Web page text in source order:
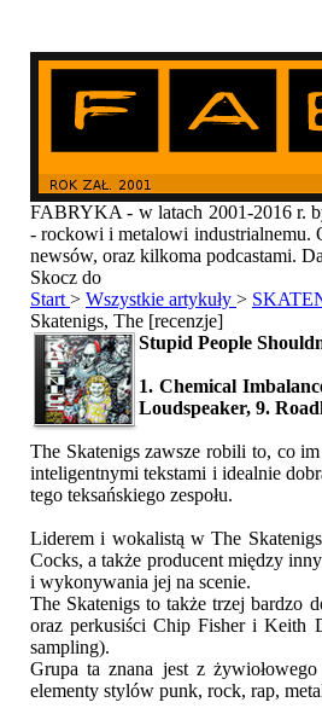
FABRYKA - w latach 2001-2016 r.
- rockowi i metalowi industrialnemu.
newsów, oraz kilkoma podcastami.
Skocz do
Start > Wszystkie artykuły >
Skatenigs, The [recenzje]
Stupid People
1. Chemical
Loudspeaker, 9.
The Skatenigs zawsze robili to, co
inteligentnymi tekstami i idealnie
tego teksańskiego zespołu.
Liderem i wokalistą w The
Cocks, a także producent między
i wykonywania jej na scenie.
The Skatenigs to także trzej bardzo
oraz perkusiści Chip Fisher i Keith
sampling).
Grupa ta znana jest z
elementy stylów punk, rock, rap,